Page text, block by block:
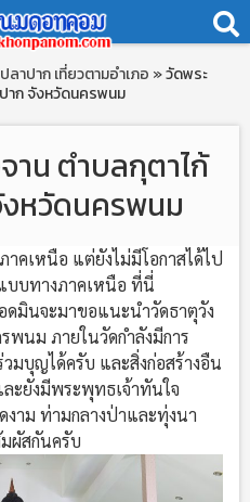
ลาปากเที่ยวตามอำเภอ »วัดพระ
าก จังหวัดนครพนม
าน ตำบลกุตาไก้
หวัดนครพนม
คเหนือ แต่ยังไม่มีโอกาสได้ไป
บบทางภาคเหนือ ที่นี่
ดมินจะมาขอแนะนำวัดธาตุวัง
พนม ภายในวัดกำลังมีการ
มบุญได้ครับ และสิ่งก่อสร้างอืน
ะยังมีพระพุทธเจ้าทันใจ
งาม ท่ามกลางป่าและทุ่งนา
ผัสกันครับ